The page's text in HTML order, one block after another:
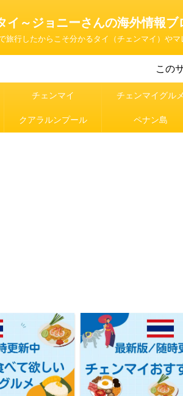
イ～ジョニーさんの海外情報ブ
旅行したからこそ分かるタイ（チェンマイ）や
この
チェンマイ チェンマイグルメ
クアラルンプール ペナン島